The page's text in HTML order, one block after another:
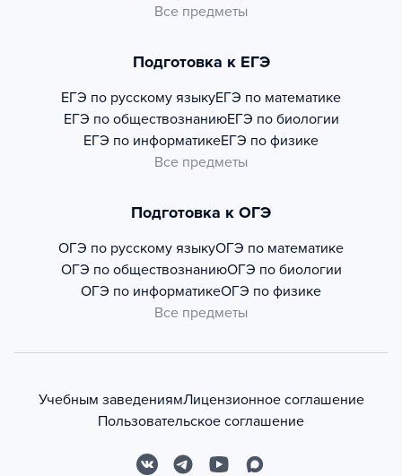
Все предметы
Подготовка к ЕГЭ
ЕГЭ по русскому языкуЕГЭ по математике
ЕГЭ по обществознаниюЕГЭ по биологии
ЕГЭ по информатикеЕГЭ по физике
Все предметы
Подготовка к ОГЭ
ОГЭ по русскому языкуОГЭ по математике
ОГЭ по обществознаниюОГЭ по биологии
ОГЭ по информатикеОГЭ по физике
Все предметы
Учебным заведениямЛицензионное соглашение
Пользовательское соглашение